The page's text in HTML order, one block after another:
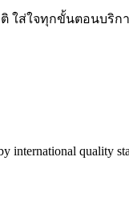
ใส่ใจทุกขั้นตอนบริก
international quality